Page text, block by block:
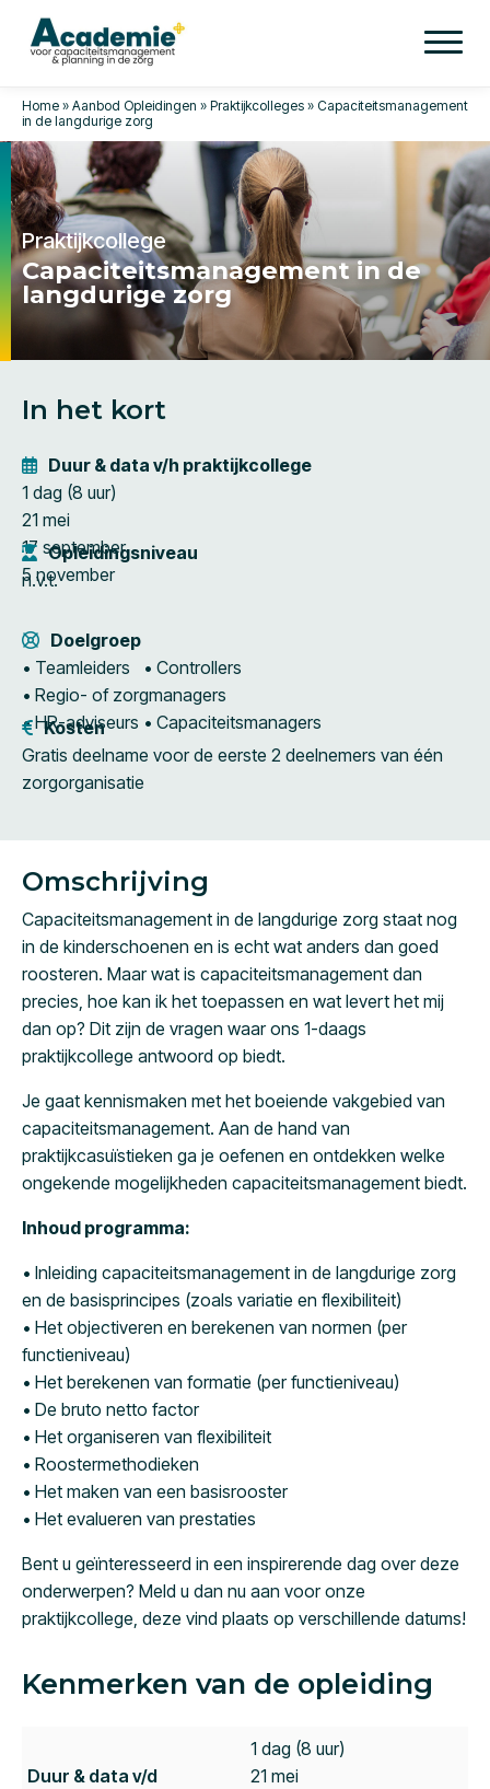
Home » Aanbod Opleidingen » Praktijkcolleges » Capaciteitsmanagement
in de langdurige zorg
Praktijkcollege
Capaciteitsmanagement in de
langdurige zorg
In het kort
Duur & data v/h praktijkcollege
1 dag (8 uur)
21 mei
17 september
5 november
Opleidingsniveau
n.v.t.
Doelgroep
• Teamleiders • Controllers
• Regio- of zorgmanagers
• HR-adviseurs • Capaciteitsmanagers
Kosten
Gratis deelname voor de eerste 2 deelnemers van één
zorgorganisatie
Omschrijving
Capaciteitsmanagement in de langdurige zorg staat nog
in de kinderschoenen en is echt wat anders dan goed
roosteren. Maar wat is capaciteitsmanagement dan
precies, hoe kan ik het toepassen en wat levert het mij
dan op? Dit zijn de vragen waar ons 1-daags
praktijkcollege antwoord op biedt.
Je gaat kennismaken met het boeiende vakgebied van
capaciteitsmanagement. Aan de hand van
praktijkcasuïstieken ga je oefenen en ontdekken welke
ongekende mogelijkheden capaciteitsmanagement biedt.
Inhoud programma:
• Inleiding capaciteitsmanagement in de langdurige zorg
en de basisprincipes (zoals variatie en flexibiliteit)
• Het objectiveren en berekenen van normen (per
functieniveau)
• Het berekenen van formatie (per functieniveau)
• De bruto netto factor
• Het organiseren van flexibiliteit
• Roostermethodieken
• Het maken van een basisrooster
• Het evalueren van prestaties
Bent u geïnteresseerd in een inspirerende dag over deze
onderwerpen? Meld u dan nu aan voor onze
praktijkcollege, deze vind plaats op verschillende datums!
Kenmerken van de opleiding
Duur & data v/d
1 dag (8 uur)
21 mei